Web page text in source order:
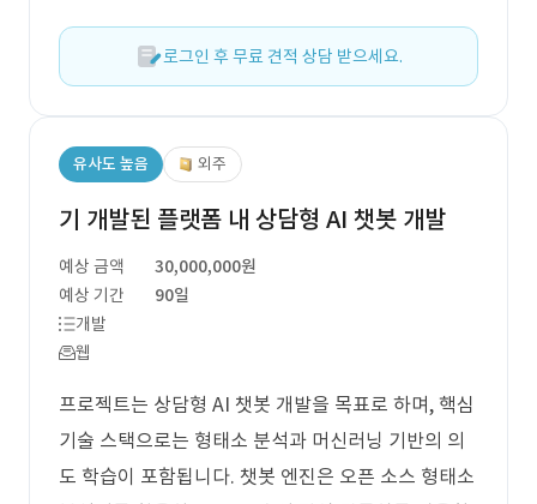
로그인 후 무료 견적 상담 받으세요.
유사도 높음 외주
기 개발된 플랫폼 내 상담형 AI 챗봇 개발
예상 금액
30,000,000원
예상 기간
90일
개발
웹
프로젝트는 상담형 AI 챗봇 개발을 목표로 하며, 핵심
기술 스택으로는 형태소 분석과 머신러닝 기반의 의
도 학습이 포함됩니다. 챗봇 엔진은 오픈 소스 형태소